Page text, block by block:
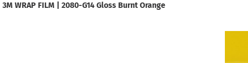
3M WRAP FILM | 2080-G14 Gloss Burnt Orange